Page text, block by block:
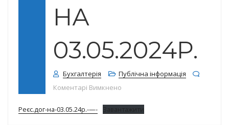
НА
03.05.2024Р.
Бухгалтерія
Публічна інформація
Коментарі Вимкнено
Реєс.дог-на-03.05.24р.-—- Завантажити